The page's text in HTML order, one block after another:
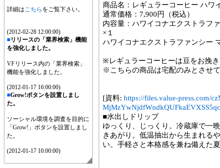
詳細はこちら をご覧下さい。
(2012-02-28 12:00:00)
■リリースの「業界検索」機能
を強化しました。
VFリリース内の「業界検索」
機能を強化しました。
(2012-01-17 16:00:00)
■Grow!ボタンを設置しまし
た。
ソーシャル環境を調査を目的に
「Grow!」ボタンを設置しまし
た。
(2012-01-17 10:00:00)
商品名：レギュラーコーヒー ハワ
通常価格：7,900円（税込）
内容量：ハワイコナエクストラフ
×１
ハワイコナエクストラファンシー
※レギュラーコーヒーは豆をお挽
※こちらの商品は宅配のみとさせ
[資料: https://files.value-press.com/
■水出しドリップ
ゆっくり、じっくり。冷蔵庫で一
きあがり。低温抽出から生まれる
い。手軽さと本格感を兼ね備えた